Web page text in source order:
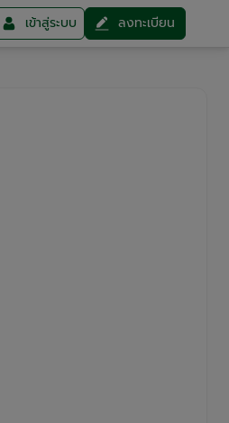
เข้าสู่ระบบ ลงทะเบียน